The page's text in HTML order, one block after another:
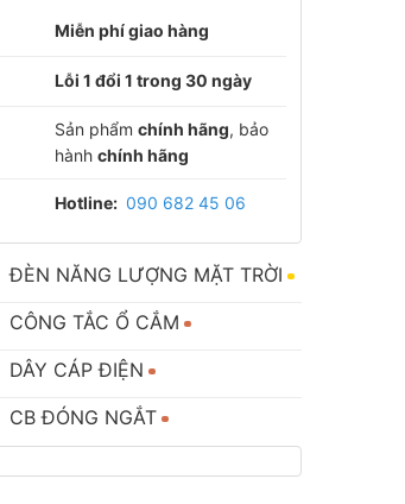
Miễn phí giao hàng
Lỗi 1 đổi 1 trong 30 ngày
Sản phẩm chính hãng, bảo
hành chính hãng
Hotline: 090 682 45 06
ĐÈN NĂNG LƯỢNG MẶT TRỜI
CÔNG TẮC Ổ CẮM
DÂY CÁP ĐIỆN
CB ĐÓNG NGẮT